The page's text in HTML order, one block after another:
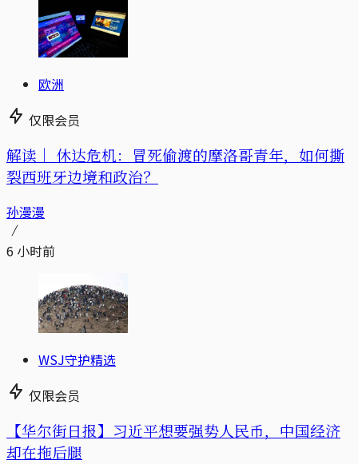
欧洲
仅限会员
解读｜ 休达危机：冒死偷渡的摩洛哥青年，如何撕
裂西班牙边境和政治？
孙漫漫
6 小时前
WSJ守护精选
仅限会员
【华尔街日报】习近平想要强势人民币，中国经济
却在拖后腿